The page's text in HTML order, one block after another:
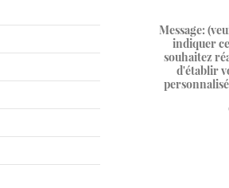
Message:
indiquer
souhaitez
d'établir